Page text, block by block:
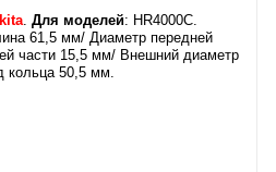
.Для моделей: HR4000C.
61,5 мм/ Диаметр передней
части 15,5 мм/ Внешний диаметр
кольца 50,5 мм.